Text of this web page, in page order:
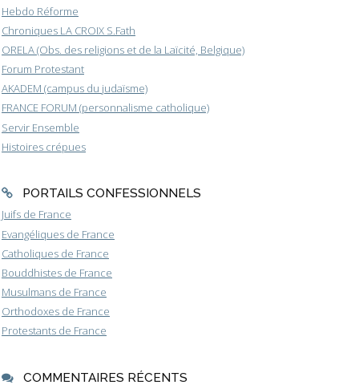
Hebdo Réforme
Chroniques LA CROIX S.Fath
ORELA (Obs. des religions et de la Laïcité, Belgique)
Forum Protestant
AKADEM (campus du judaïsme)
FRANCE FORUM (personnalisme catholique)
Servir Ensemble
Histoires crépues
PORTAILS CONFESSIONNELS
Juifs de France
Evangéliques de France
Catholiques de France
Bouddhistes de France
Musulmans de France
Orthodoxes de France
Protestants de France
COMMENTAIRES RÉCENTS